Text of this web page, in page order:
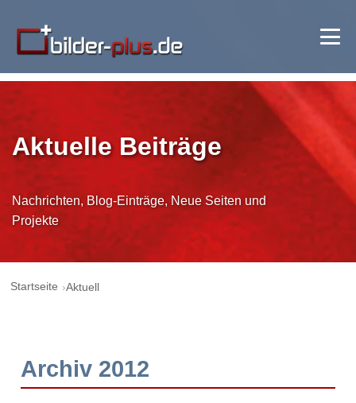
Aktuelle Beiträge
Nachrichten, Blog-Einträge, Neue Seiten und
Projekte
Startseite Aktuell
Archiv 2012